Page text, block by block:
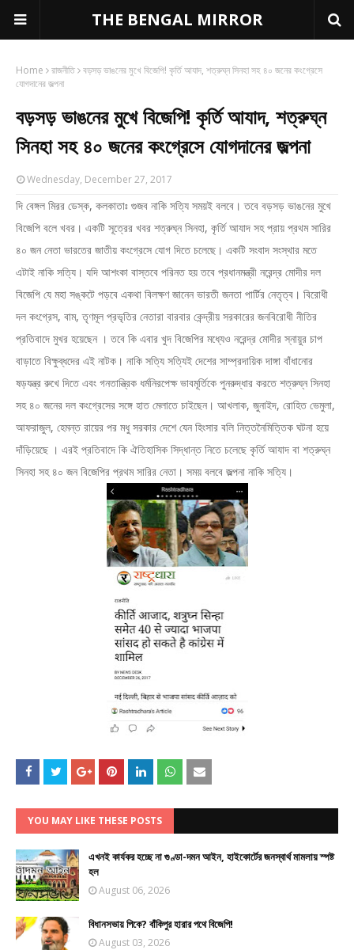
THE BENGAL MIRROR
Home রাজনীতি বড়সড় ভাঙনের মুখে বিজেপি! কৃর্তি আযাদ, শত্রুঘ্ন সিনহা সহ ৪০ জনের কংগ্রেসে
যোগদানের জল্পনা
বড়সড় ভাঙনের মুখে বিজেপি! কৃর্তি আযাদ, শত্রুঘ্ন
সিনহা সহ ৪০ জনের কংগ্রেসে যোগদানের জল্পনা
Wednesday, December 27, 2017
দি বেঙ্গল মিরর ডেস্ক, কলকাতাঃ গুজব নাকি সত্যি সময়ই বলবে। তবে বড়সড় ভাঙনের মুখে
বিজেপি বলে খবর। একটি সূত্রের খবর শত্রুঘ্ন সিনহা, কৃর্তি আযাদ সহ প্রায় প্রথম সারির
৪০ জন নেতা ভারতের জাতীয় কংগ্রেসে যোগ দিতে চলেছে। একটি সংবাদ সংস্থার মতে
এটাই নাকি সত্যি। যদি আশংকা বাস্তবে পরিনত হয় তবে প্রধানমন্ত্রী নরেন্দ্র মোদীর দল
বিজেপি যে মহা সঙ্কটে পড়বে একথা বিলক্ষণ জানেন ভারতী জনতা পার্টির নেতৃত্ব। বিরোধী
দল কংগ্রেস, বাম, তৃণমূল প্রভৃতির নেতারা বারবার কেন্দ্রীয় সরকারের জনবিরোধী নীতির
প্রতিবাদে মুখর হয়েছেন । তবে কি এবার খুদ বিজেপির মধ্যেও নরেন্দ্র মোদীর স্নায়ুর চাপ
বাড়াতে বিক্ষুব্ধদের এই নাটক। নাকি সত্যি সত্যিই দেশের সাম্প্রদায়িক দাঙ্গা বাঁধানোর
ষড়যন্ত্র রুখে দিতে এবং গনতান্ত্রিক ধর্মনিরপেক্ষ ভাবমূর্তিকে পুনরুদ্ধার করতে শত্রুঘ্ন সিনহা
সহ ৪০ জনের দল কংগ্রেসের সঙ্গে হাত মেলাতে চাইছেন। আখলাক, জুনাইদ, রোহিত ভেমুলা,
আফরাজুল, হেমন্ত রায়ের পর মধু সরকার দেশে যেন হিংসার বলি নিত্তনৈমিত্তিক ঘটনা হয়ে
দাঁড়িয়েছে । এরই প্রতিবাদে কি ঐতিহাসিক সিদ্ধান্ত নিতে চলেছে কৃর্তি আযাদ বা শত্রুঘ্ন
সিনহা সহ ৪০ জন বিজেপির প্রথম সারির নেতা। সময় বলবে জল্পনা নাকি সত্যি।
YOU MAY LIKE THESE POSTS
এখনই কার্যকর হচ্ছে না গুণ্ডা-দমন আইন, হাইকোর্টের জনস্বার্থ মামলায় স্পষ্ট
হল
August 06, 2026
বিধানসভায় পিকে? বাঁকিপুর হারার পথে বিজেপি!
August 03, 2026